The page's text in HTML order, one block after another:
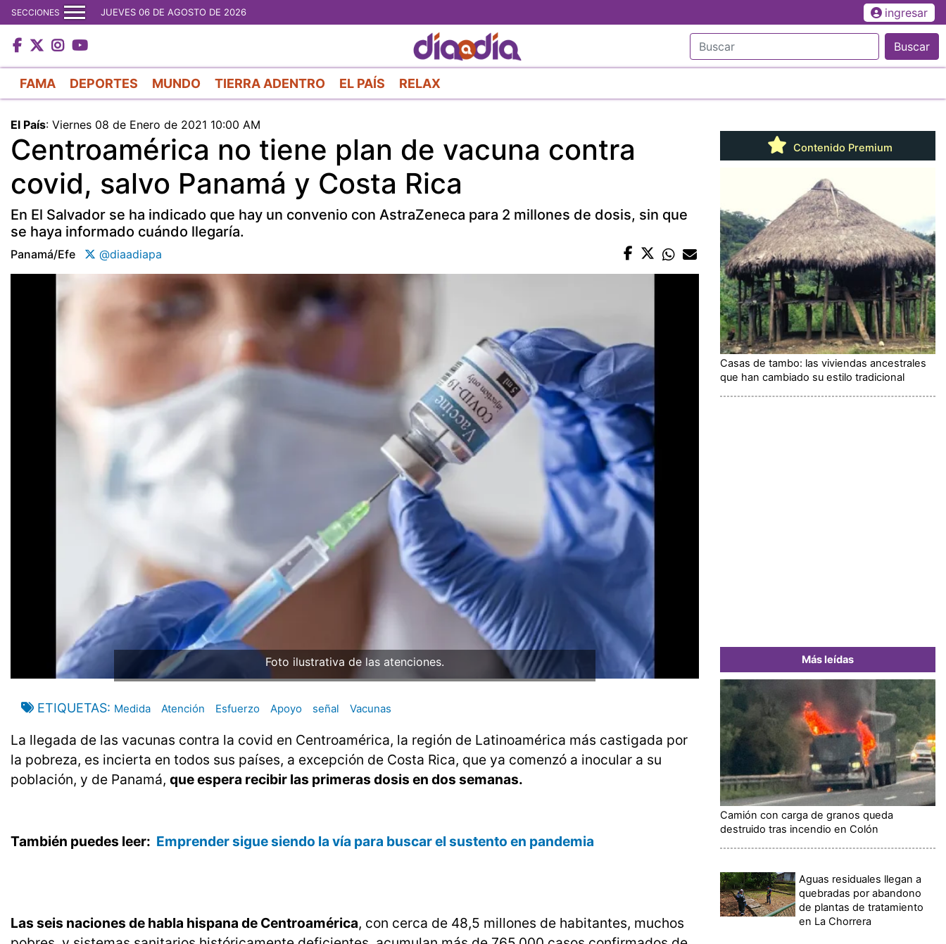
al
contenido
principal
SECCIONES JUEVES 06 DE AGOSTO DE 2026 ingresar
Buscar
FAMA DEPORTES MUNDO TIERRA ADENTRO EL PAÍS RELAX
El País: Viernes 08 de Enero de 2021 10:00 AM
Centroamérica no tiene plan de vacuna contra
covid, salvo Panamá y Costa Rica
En El Salvador se ha indicado que hay un convenio con AstraZeneca para 2 millones de dosis, sin que
se haya informado cuándo llegaría.
Panamá/efe @diaadiapa
Foto ilustrativa de las atenciones.
ETIQUETAS Medida Atención Esfuerzo Apoyo señal Vacunas
La llegada de las vacunas contra la covid en Centroamérica, la región de Latinoamérica más castigada por
la pobreza, es incierta en todos sus países, a excepción de Costa Rica, que ya comenzó a inocular a su
población, y de Panamá, que espera recibir las primeras dosis en dos semanas.
También puedes leer: Emprender sigue siendo la vía para buscar el sustento en pandemia
Las seis naciones de habla hispana de Centroamérica, con cerca de 48,5 millones de habitantes, muchos
Contenido Premium
Casas de tambo: las viviendas ancestrales
que han cambiado su estilo tradicional
Más leídas
Camión con carga de granos queda
destruido tras incendio en Colón
Aguas residuales llegan a
quebradas por abandono
de plantas de tratamiento
en La Chorrera